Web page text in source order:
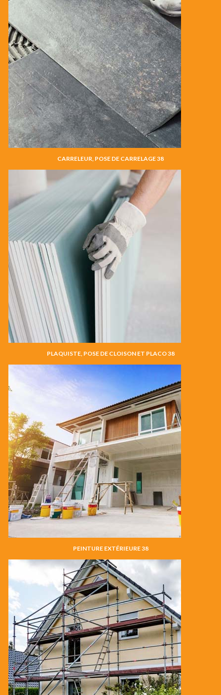
CARRELEUR, POSE DE CARRELAGE 38
PLAQUISTE, POSE DE CLOISON ET PLACO 38
PEINTURE EXTÉRIEURE 38